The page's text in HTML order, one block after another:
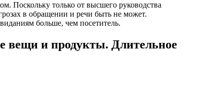
Поскольку только от высшего руководства
в обращении и речи быть не может.
больше, чем посетитель.
вещи и продукты. Длительное